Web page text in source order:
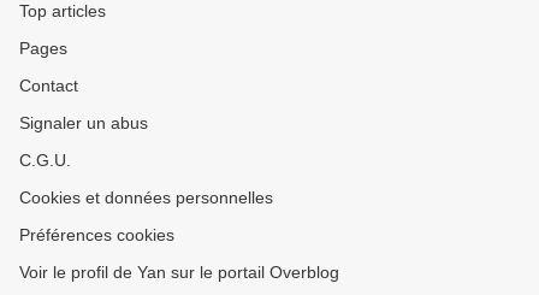
Top articles
Pages
Contact
Signaler un abus
C.G.U.
Cookies et données personnelles
Préférences cookies
Voir le profil de Yan sur le portail Overblog